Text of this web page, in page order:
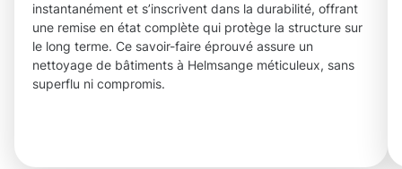
instantanément et s’inscrivent dans la durabilité, offrant
une remise en état complète qui protège la structure sur
le long terme. Ce savoir-faire éprouvé assure un
nettoyage de bâtiments à Helmsange méticuleux, sans
superflu ni compromis.